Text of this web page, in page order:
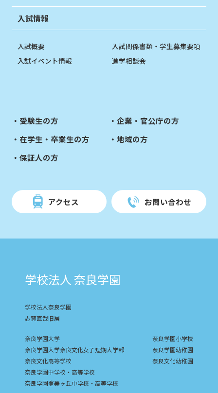
入試情報
入試概要
入試イベント情報
入試関係書類・学生募集要項
進学相談会
受験生の方
在学生・卒業生の方
保証人の方
企業・官公庁の方
地域の方
アクセス お問い合わせ
学校法人 奈良学園
学校法人奈良学園
志賀直哉旧居
奈良学園大学
奈良学園大学奈良文化女子短期大学部
奈良文化高等学校
奈良学園中学校・高等学校
奈良学園登美ヶ丘中学校・高等学校
奈良学園小学校
奈良学園幼稚園
奈良文化幼稚園